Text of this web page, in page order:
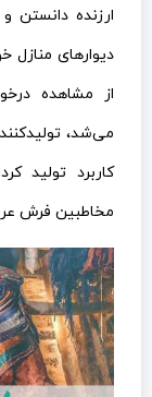
ارزنده دانستن
دیوارهای منازل
از مشاهده
می‌شد،
کاربرد تولید
مخاطبین فرش